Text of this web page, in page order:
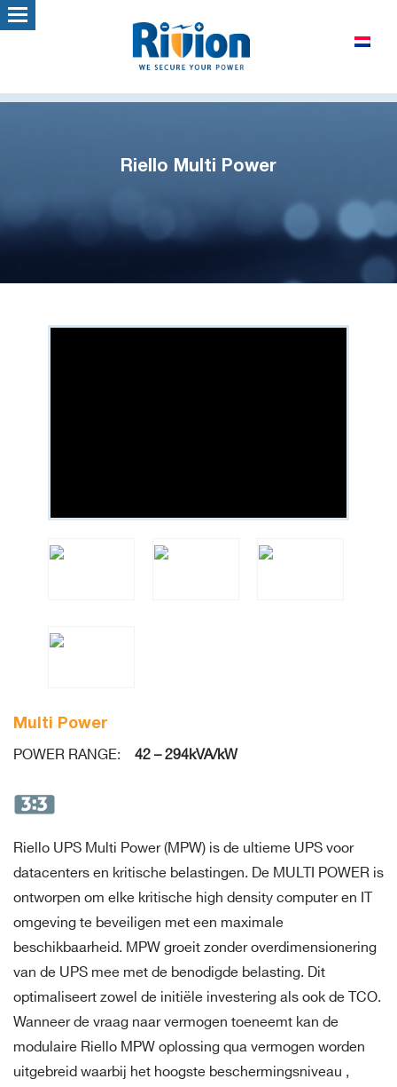
Riello Multi Power
Multi Power
POWER RANGE: 42 – 294kVA/kW
Riello UPS Multi Power (MPW) is de ultieme UPS voor
datacenters en kritische belastingen. De MULTI POWER is
ontworpen om elke kritische high density computer en IT
omgeving te beveiligen met een maximale
beschikbaarheid. MPW groeit zonder overdimensionering
van de UPS mee met de benodigde belasting. Dit
optimaliseert zowel de initiële investering als ook de TCO.
Wanneer de vraag naar vermogen toeneemt kan de
modulaire Riello MPW oplossing qua vermogen worden
uitgebreid waarbij het hoogste beschermingsniveau ,